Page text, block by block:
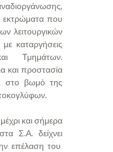
που
λειτουργικών
καταργήσεις
Τμημάτων.
και προστασία
στο βωμό της
και σήμερα
Σ.Α. δείχνει
επέλαση του